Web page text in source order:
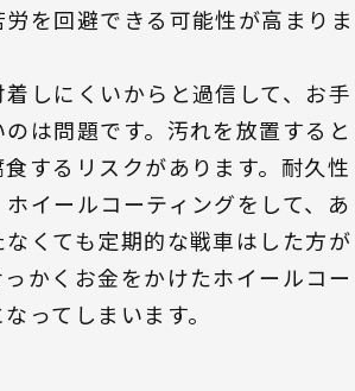
を回避できる可能性が高まりま
しにくいからと過信して、お手
は問題です。汚れを放置すると
するリスクがあります。耐久性
イールコーティングをして、あ
くても定期的な戦車はした方が
かくお金をかけたホイールコー
ってしまいます。